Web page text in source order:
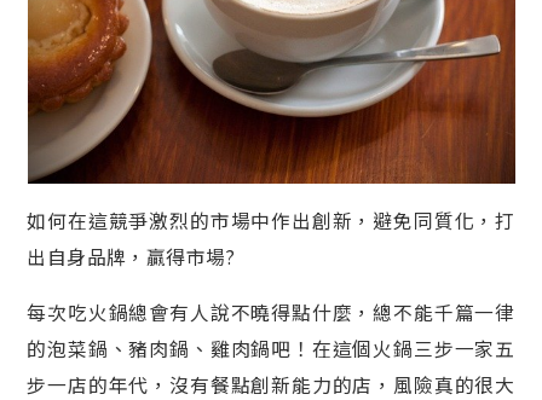
如何在這競爭激烈的市場中作出創新，避免同質化，打
出自身品牌，贏得市場?
每次吃火鍋總會有人說不曉得點什麼，總不能千篇一律
的泡菜鍋、豬肉鍋、雞肉鍋吧！在這個火鍋三步一家五
步一店的年代，沒有餐點創新能力的店，風險真的很大